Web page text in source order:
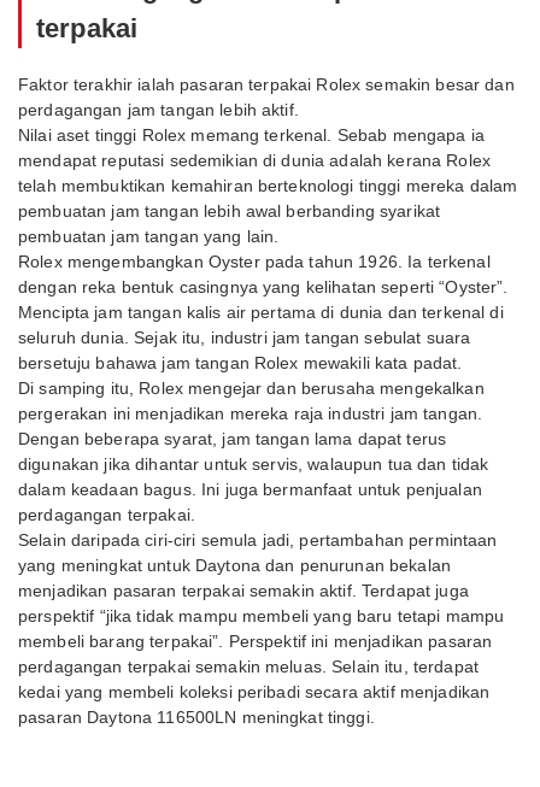
terpakai
Faktor terakhir ialah pasaran terpakai Rolex semakin besar dan
perdagangan jam tangan lebih aktif.
Nilai aset tinggi Rolex memang terkenal. Sebab mengapa ia
mendapat reputasi sedemikian di dunia adalah kerana Rolex
telah membuktikan kemahiran berteknologi tinggi mereka dalam
pembuatan jam tangan lebih awal berbanding syarikat
pembuatan jam tangan yang lain.
Rolex mengembangkan Oyster pada tahun 1926. Ia terkenal
dengan reka bentuk casingnya yang kelihatan seperti “Oyster”.
Mencipta jam tangan kalis air pertama di dunia dan terkenal di
seluruh dunia. Sejak itu, industri jam tangan sebulat suara
bersetuju bahawa jam tangan Rolex mewakili kata padat.
Di samping itu, Rolex mengejar dan berusaha mengekalkan
pergerakan ini menjadikan mereka raja industri jam tangan.
Dengan beberapa syarat, jam tangan lama dapat terus
digunakan jika dihantar untuk servis, walaupun tua dan tidak
dalam keadaan bagus. Ini juga bermanfaat untuk penjualan
perdagangan terpakai.
Selain daripada ciri-ciri semula jadi, pertambahan permintaan
yang meningkat untuk Daytona dan penurunan bekalan
menjadikan pasaran terpakai semakin aktif. Terdapat juga
perspektif “jika tidak mampu membeli yang baru tetapi mampu
membeli barang terpakai”. Perspektif ini menjadikan pasaran
perdagangan terpakai semakin meluas. Selain itu, terdapat
kedai yang membeli koleksi peribadi secara aktif menjadikan
pasaran Daytona 116500LN meningkat tinggi.